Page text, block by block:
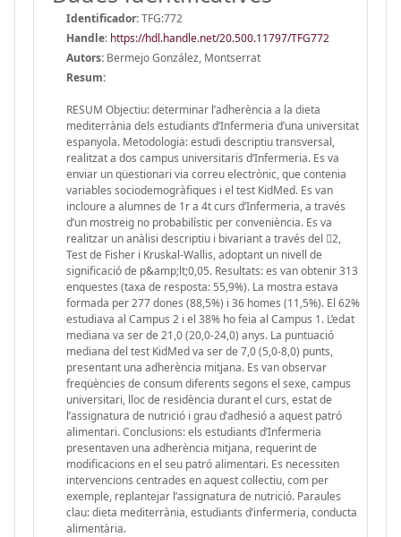
Identificador:TFG:772
Handle: https://hdl.handle.net/20.500.11797/TFG772
Autors: Bermejo González, Montserrat
Resum:
RESUM Objectiu: determinar l’adherència a la dieta
mediterrània dels estudiants d’Infermeria d’una universitat
espanyola. Metodologia: estudi descriptiu transversal,
realitzat a dos campus universitaris d’Infermeria. Es va
enviar un qüestionari via correu electrònic, que contenia
variables sociodemogràfiques i el test KidMed. Es van
incloure a alumnes de 1r a 4t curs d’Infermeria, a través
d’un mostreig no probabilístic per conveniència. Es va
realitzar un anàlisi descriptiu i bivariant a través del 2,
Test de Fisher i Kruskal-Wallis, adoptant un nivell de
significació de p&amp;lt;0,05. Resultats: es van obtenir 313
enquestes (taxa de resposta: 55,9%). La mostra estava
formada per 277 dones (88,5%) i 36 homes (11,5%). El 62%
estudiava al Campus 2 i el 38% ho feia al Campus 1. L’edat
mediana va ser de 21,0 (20,0-24,0) anys. La puntuació
mediana del test KidMed va ser de 7,0 (5,0-8,0) punts,
presentant una adherència mitjana. Es van observar
freqüències de consum diferents segons el sexe, campus
universitari, lloc de residència durant el curs, estat de
l’assignatura de nutrició i grau d’adhesió a aquest patró
alimentari. Conclusions: els estudiants d’Infermeria
presentaven una adherència mitjana, requerint de
modificacions en el seu patró alimentari. Es necessiten
intervencions centrades en aquest col·lectiu, com per
exemple, replantejar l’assignatura de nutrició. Paraules
clau: dieta mediterrània, estudiants d’infermeria, conducta
alimentària.